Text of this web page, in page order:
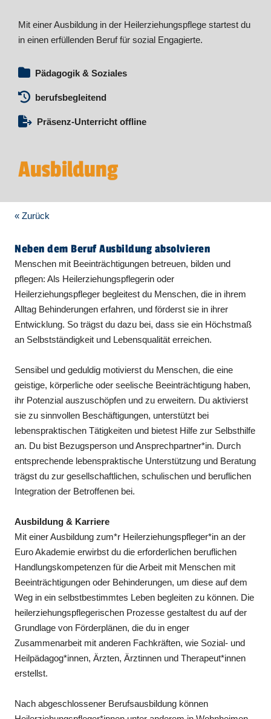
Mit einer Ausbildung in der Heilerziehungspflege startest du
in einen erfüllenden Beruf für sozial Engagierte.
Pädagogik & Soziales
berufsbegleitend
Präsenz-Unterricht offline
Ausbildung
« Zurück
Neben dem Beruf Ausbildung absolvieren
Menschen mit Beeinträchtigungen betreuen, bilden und
pflegen: Als Heilerziehungspflegerin oder
Heilerziehungspfleger begleitest du Menschen, die in ihrem
Alltag Behinderungen erfahren, und förderst sie in ihrer
Entwicklung. So trägst du dazu bei, dass sie ein Höchstmaß
an Selbstständigkeit und Lebensqualität erreichen.
Sensibel und geduldig motivierst du Menschen, die eine
geistige, körperliche oder seelische Beeinträchtigung haben,
ihr Potenzial auszuschöpfen und zu erweitern. Du aktivierst
sie zu sinnvollen Beschäftigungen, unterstützt bei
lebenspraktischen Tätigkeiten und bietest Hilfe zur Selbsthilfe
an. Du bist Bezugsperson und Ansprechpartner*in. Durch
entsprechende lebenspraktische Unterstützung und Beratung
trägst du zur gesellschaftlichen, schulischen und beruflichen
Integration der Betroffenen bei.
Ausbildung & Karriere
Mit einer Ausbildung zum*r Heilerziehungspfleger*in an der
Euro Akademie erwirbst du die erforderlichen beruflichen
Handlungskompetenzen für die Arbeit mit Menschen mit
Beeinträchtigungen oder Behinderungen, um diese auf dem
Weg in ein selbstbestimmtes Leben begleiten zu können. Die
heilerziehungspflegerischen Prozesse gestaltest du auf der
Grundlage von Förderplänen, die du in enger
Zusammenarbeit mit anderen Fachkräften, wie Sozial- und
Heilpädagog*innen, Ärzten, Ärztinnen und Therapeut*innen
erstellst.
Nach abgeschlossener Berufsausbildung können